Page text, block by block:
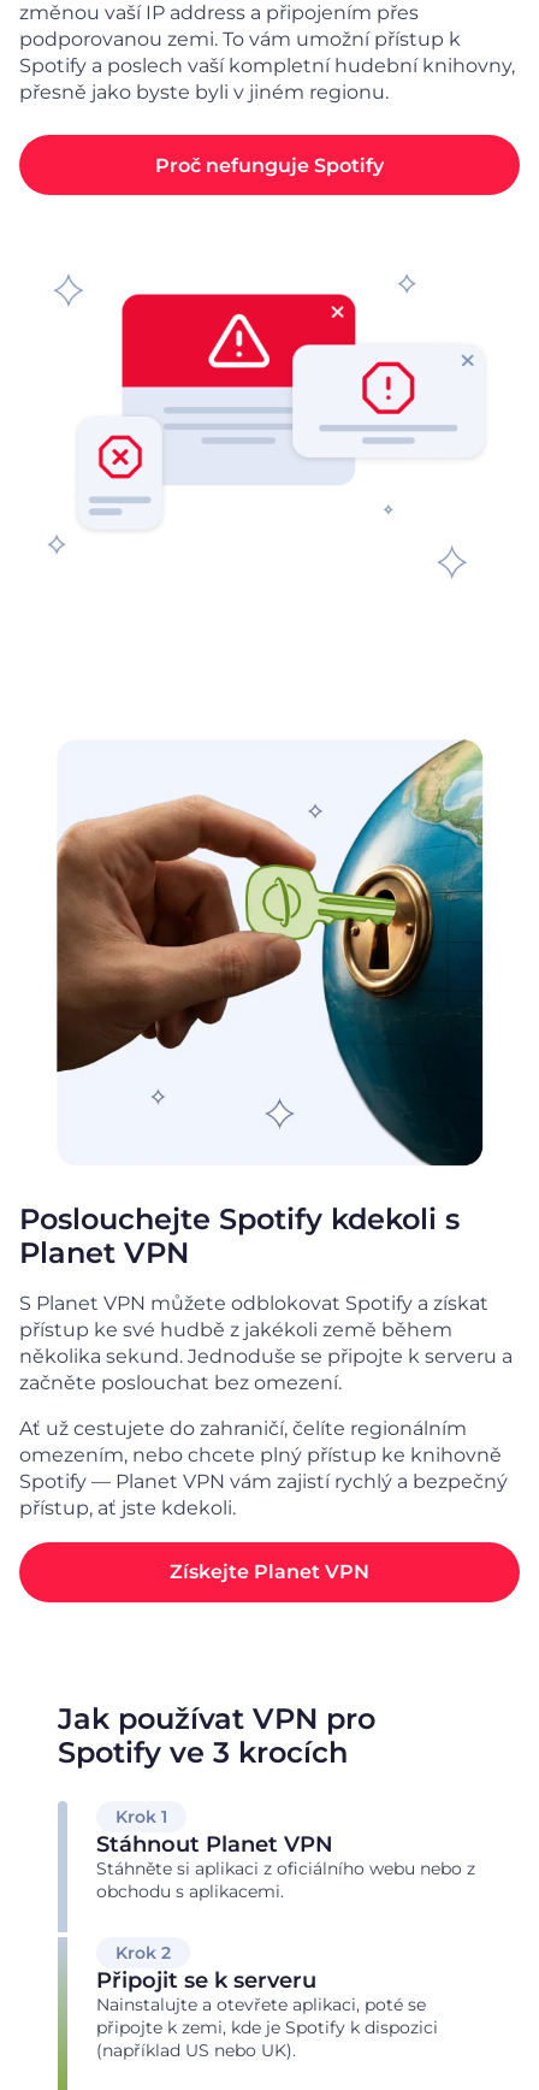
změnou vaší IP address a připojením přes
podporovanou zemi. To vám umožní přístup k
Spotify a poslech vaší kompletní hudební knihovny,
přesně jako byste byli v jiném regionu.
Proč nefunguje Spotify
Poslouchejte Spotify kdekoli s
Planet VPN
S Planet VPN můžete odblokovat Spotify a získat
přístup ke své hudbě z jakékoli země během
několika sekund. Jednoduše se připojte k serveru a
začněte poslouchat bez omezení.
Ať už cestujete do zahraničí, čelíte regionálním
omezením, nebo chcete plný přístup ke knihovně
Spotify — Planet VPN vám zajistí rychlý a bezpečný
přístup, ať jste kdekoli.
Získejte Planet VPN
Jak používat VPN pro
Spotify ve 3 krocích
Krok 1
Stáhnout Planet VPN
Stáhněte si aplikaci z oficiálního webu nebo z
obchodu s aplikacemi.
Krok 2
Připojit se k serveru
Nainstalujte a otevřete aplikaci, poté se
připojte k zemi, kde je Spotify k dispozici
(například US nebo UK).